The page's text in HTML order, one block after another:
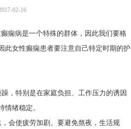
02-16
痫病是一个特殊的群体，因此我们要格
此女性癫痫患者要注意自己特定时期的护
，特别是在家庭负担、工作压力的诱因
绪稳定。
会使疲劳加剧。要避免熬夜，生活规